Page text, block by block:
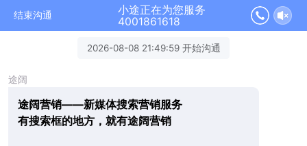
结束沟通
小途正在为您服务
4001861618
2026-08-08 21:49:59 开始沟通
途阔
途阔营销——新媒体搜索营销服务
有搜索框的地方，就有途阔营销